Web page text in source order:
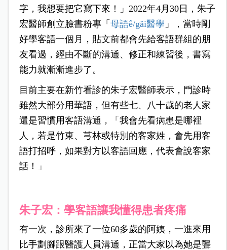
字，我想要把它寫下來！」2022年4月30日，朱子
宏醫師創立臉書粉專「 母語ê/gǎi醫學 」，當時剛
好學客語一個月，貼文前都會先給客語群組的朋
友看過，經由不斷的溝通、修正和練習後，書寫
能力就漸漸進步了。
目前主要在新竹看診的朱子宏醫師表示，門診時
雖然大部分用華語，但有些七、八十歲的老人家
還是習慣用客語溝通，「我會先看病患是哪裡
人，若是竹東、芎林或特別的客家姓，會先用客
語打招呼，如果對方以客語回應，代表會說客家
話！」
朱子宏：學客語讓我懂得患者疼痛
有一次，診所來了一位60多歲的阿姨，一進來用
比手劃腳跟醫護人員溝通，正當大家以為她是聾